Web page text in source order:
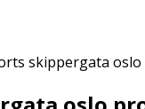
skippergata